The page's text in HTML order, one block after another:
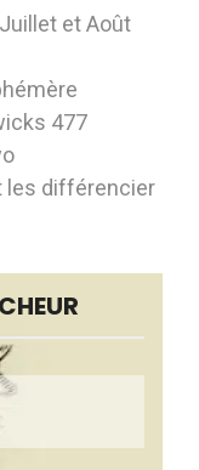
et Août
477
les différencier